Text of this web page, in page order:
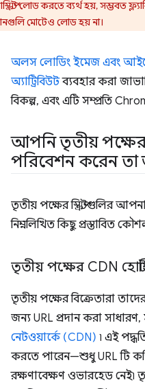
লোড করতে ব্যর্থ হয়, সম্ভবত
মোটেও লোড হয় না।
অলস লোডিং ইমেজ এবং
অ্যাট্রিবিউটব্যবহার করা
বিকল্প, এবং এটি সম্প্রতি
আপনি তৃতীয় পক্ষের
পরিবেশন করেন
তৃতীয় পক্ষের স্ক্রিপ্টগুলির
নিম্নলিখিত কিছু প্রস্তাবিত
তৃতীয় পক্ষের CDN
তৃতীয় পক্ষের বিক্রেতারা
জন্য URL প্রদান করা
নেটওয়ার্কে (CDN) ৷ এই
করতে পারেন—শুধু URL টি
রক্ষণাবেক্ষণ ওভারহেড নেই৷